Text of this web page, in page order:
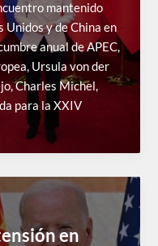
mantenido
y de China en
anual de APEC,
Ursula von der
Charles Michel,
para la XXIV
en